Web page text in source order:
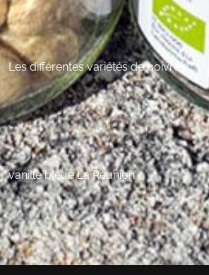
Les différentes variétés de poivres
vanille bleue La Réunion